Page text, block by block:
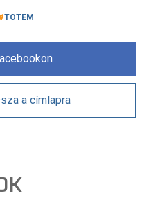
TOTEM
a címlapra